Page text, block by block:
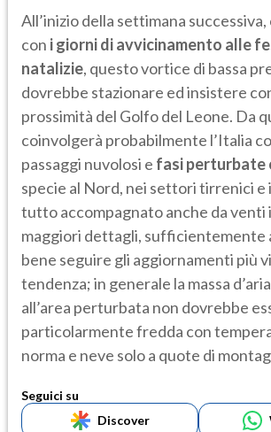
All’inizio della settimana
con i giorni di avvicinamento alle
natalizie, questo vortice di bassa
dovrebbe stazionare ed insistere
prossimità del Golfo del Leone. Da
coinvolgerà probabilmente l’Italia
passaggi nuvolosi e fasi perturbate
specie al Nord, nei settori tirrenici e
tutto accompagnato anche da venti
maggiori dettagli, sufficientemente
bene seguire gli aggiornamenti più
tendenza; in generale la massa
all’area perturbata non dovrebbe
particolarmente fredda con
norma e neve solo a quote di
Seguici su
Discover